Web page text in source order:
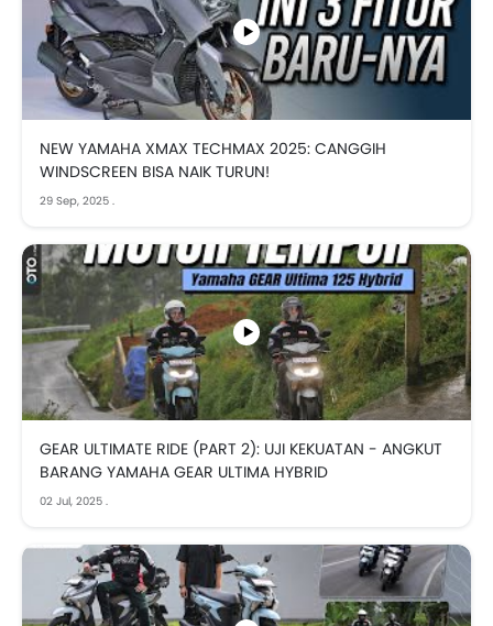
NEW YAMAHA XMAX TECHMAX 2025: CANGGIH
WINDSCREEN BISA NAIK TURUN!
29 Sep, 2025 .
GEAR ULTIMATE RIDE (PART 2): UJI KEKUATAN - ANGKUT
BARANG YAMAHA GEAR ULTIMA HYBRID
02 Jul, 2025 .